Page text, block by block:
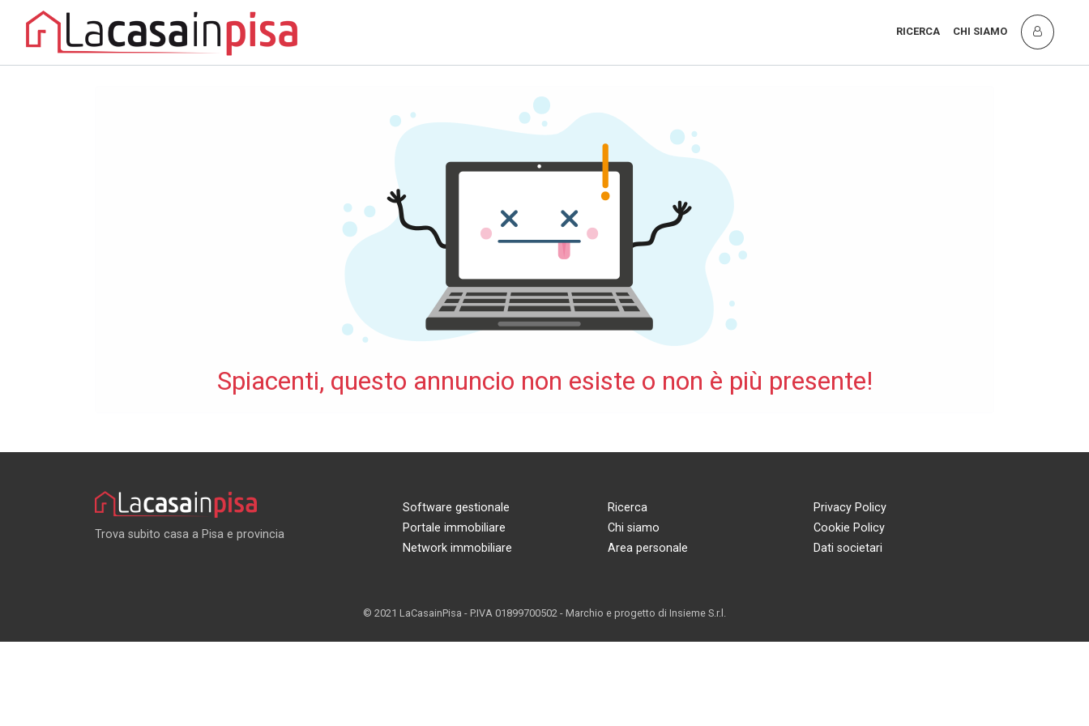
RICERCA CHI SIAMO
Spiacenti, questo annuncio non esiste o non è più presente!
Trova subito casa a Pisa e provincia
Software gestionale
Portale immobiliare
Network immobiliare
Ricerca
Chi siamo
Area personale
Privacy Policy
Cookie Policy
Dati societari
© 2021 LaCasainPisa - P.IVA 01899700502 - Marchio e progetto di Insieme S.r.l.